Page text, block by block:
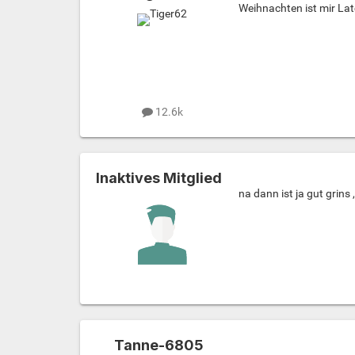
12.6k
Weihnachten ist mir
Inaktives Mitglied
na dann ist ja gut grins ,
Tanne-6805